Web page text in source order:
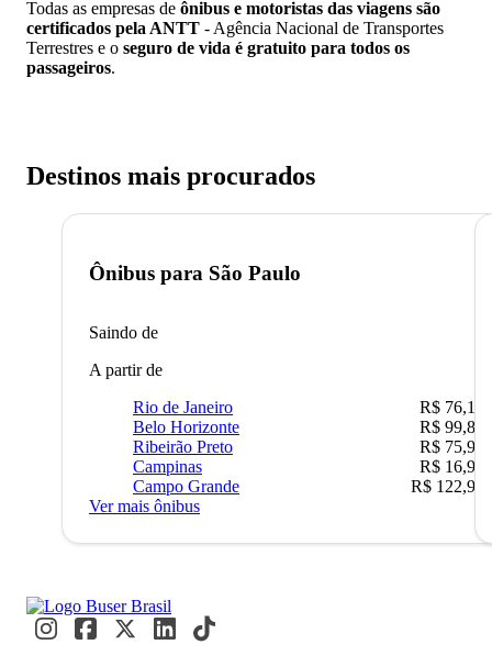
Todas as empresas de ônibus e motoristas das viagens são
certificados pela ANTT - Agência Nacional de Transportes
Terrestres e o seguro de vida é gratuito para todos os
passageiros.
Destinos mais procurados
Ônibus para São Paulo
Saindo de
A partir de
Rio de Janeiro
R$ 76,10
Belo Horizonte
R$ 99,89
Ribeirão Preto
R$ 75,90
Campinas
R$ 16,90
Campo Grande
R$ 122,90
Ver mais ônibus